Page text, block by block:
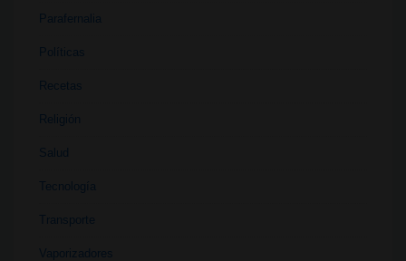
Parafernalia
Políticas
Recetas
Religión
Salud
Tecnología
Transporte
Vaporizadores